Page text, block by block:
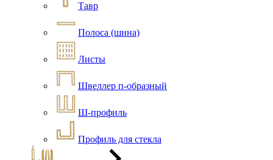
Тавр
Полоса (шина)
Листы
Швеллер п-образный
Ш-профиль
Профиль для стекла